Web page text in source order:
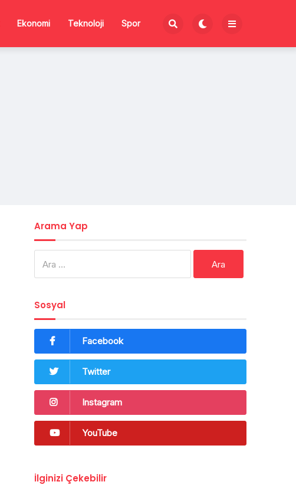
Ekonomi Teknoloji Spor
Arama Yap
Sosyal
Facebook
Twitter
Instagram
YouTube
İlginizi Çekebilir